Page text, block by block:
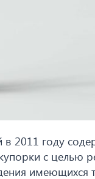
2011 году
с целью
имеющихся